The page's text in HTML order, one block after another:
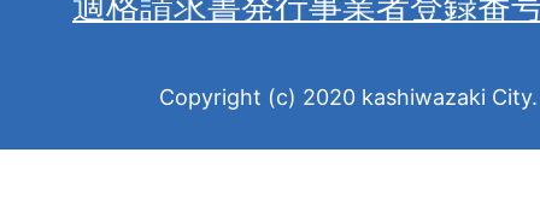
Copyright (c) 2020 kashiwazaki